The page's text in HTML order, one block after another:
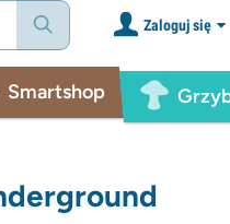
Zaloguj się
Smartshop